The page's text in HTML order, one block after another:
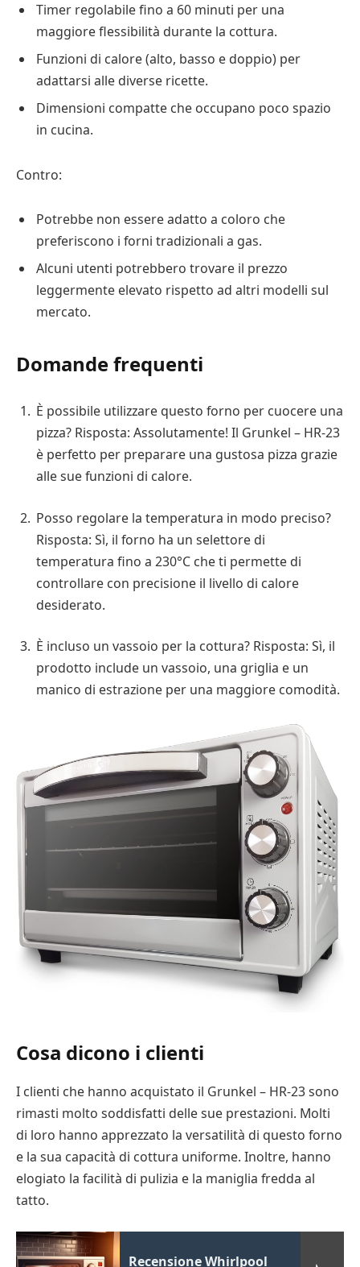
Timer regolabile fino a 60 minuti per una
maggiore flessibilità durante la cottura.
Funzioni di calore (alto, basso e doppio) per
adattarsi alle diverse ricette.
Dimensioni compatte che occupano poco spazio
in cucina.
Contro:
Potrebbe non essere adatto a coloro che
preferiscono i forni tradizionali a gas.
Alcuni utenti potrebbero trovare il prezzo
leggermente elevato rispetto ad altri modelli sul
mercato.
Domande frequenti
È possibile utilizzare questo forno per cuocere una
pizza? Risposta: Assolutamente! Il Grunkel – HR-23
è perfetto per preparare una gustosa pizza grazie
alle sue funzioni di calore.
Posso regolare la temperatura in modo preciso?
Risposta: Sì, il forno ha un selettore di
temperatura fino a 230°C che ti permette di
controllare con precisione il livello di calore
desiderato.
È incluso un vassoio per la cottura? Risposta: Sì, il
prodotto include un vassoio, una griglia e un
manico di estrazione per una maggiore comodità.
Cosa dicono i clienti
I clienti che hanno acquistato il Grunkel – HR-23 sono
rimasti molto soddisfatti delle sue prestazioni. Molti
di loro hanno apprezzato la versatilità di questo forno
e la sua capacità di cottura uniforme. Inoltre, hanno
elogiato la facilità di pulizia e la maniglia fredda al
tatto.
Recensione Whirlpool